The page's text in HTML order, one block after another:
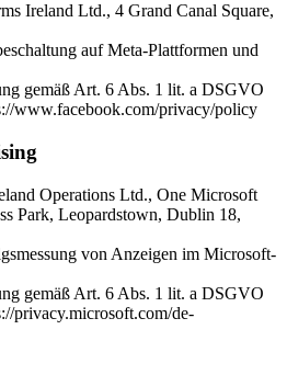
Ireland Ltd., 4 Grand Canal Square,
auf Meta-Plattformen und
gemäß Art. 6 Abs. 1 lit. a DSGVO
www.facebook.com/privacy/policy
Operations Ltd., One Microsoft
Park, Leopardstown, Dublin 18,
von Anzeigen im Microsoft-
gemäß Art. 6 Abs. 1 lit. a DSGVO
privacy.microsoft.com/de-